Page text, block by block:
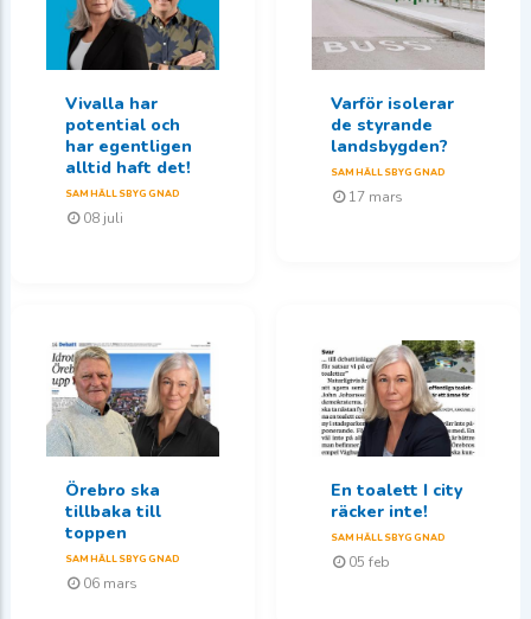
Vivalla har
potential och
har egentligen
alltid haft det!
SAMHÄLLSBYGGNAD
08 juli
Varför isolerar
de styrande
landsbygden?
SAMHÄLLSBYGGNAD
17 mars
Örebro ska
tillbaka till
toppen
SAMHÄLLSBYGGNAD
06 mars
En toalett I city
räcker inte!
SAMHÄLLSBYGGNAD
05 feb